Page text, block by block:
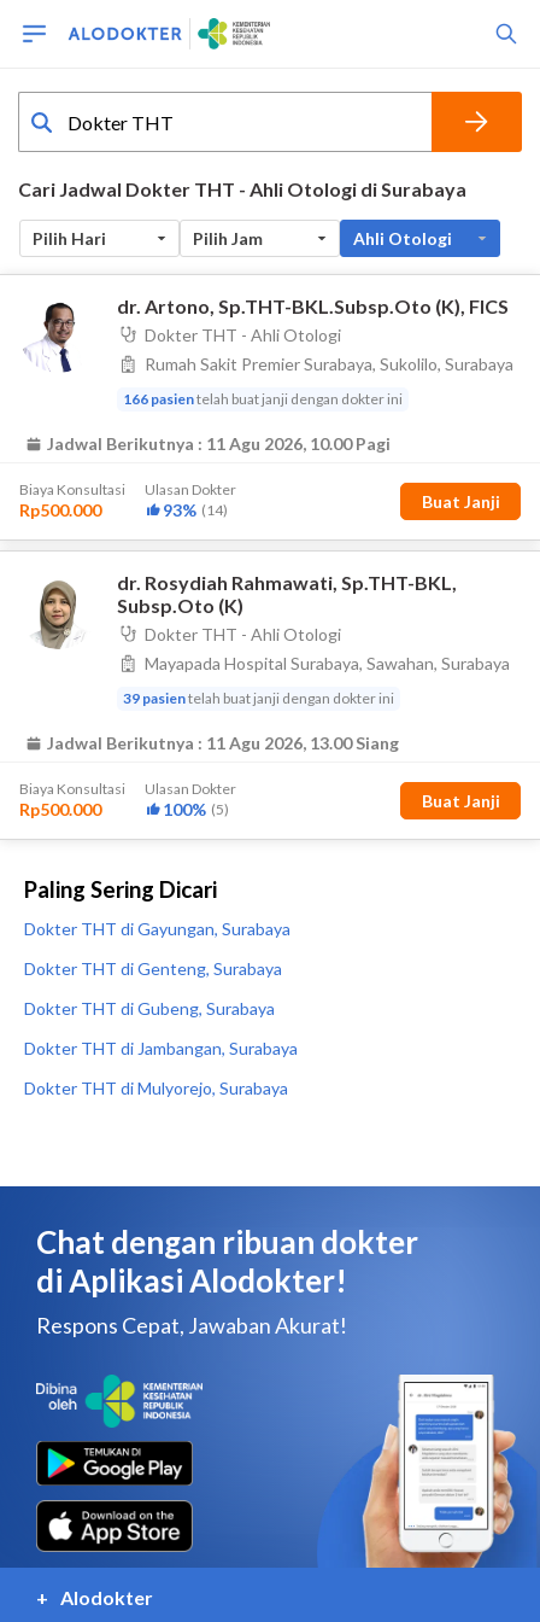
Paling Sering Dicari
Dokter THT di Gayungan, Surabaya
Dokter THT di Genteng, Surabaya
Dokter THT di Gubeng, Surabaya
Dokter THT di Jambangan, Surabaya
Dokter THT di Mulyorejo, Surabaya